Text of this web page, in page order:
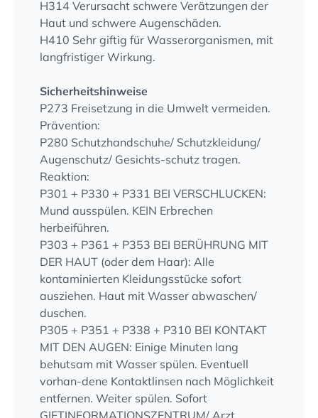
H314 Verursacht schwere Verätzungen der
Haut und schwere Augenschäden.
H410 Sehr giftig für Wasserorganismen, mit
langfristiger Wirkung.
Sicherheitshinweise
P273 Freisetzung in die Umwelt vermeiden.
Prävention:
P280 Schutzhandschuhe/ Schutzkleidung/
Augenschutz/ Gesichts-schutz tragen.
Reaktion:
P301 + P330 + P331 BEI VERSCHLUCKEN:
Mund ausspülen. KEIN Erbrechen
herbeiführen.
P303 + P361 + P353 BEI BERÜHRUNG MIT
DER HAUT (oder dem Haar): Alle
kontaminierten Kleidungsstücke sofort
ausziehen. Haut mit Wasser abwaschen/
duschen.
P305 + P351 + P338 + P310 BEI KONTAKT
MIT DEN AUGEN: Einige Minuten lang
behutsam mit Wasser spülen. Eventuell
vorhan-dene Kontaktlinsen nach Möglichkeit
entfernen. Weiter spülen. Sofort
GIFTINFORMATIONSZENTRUM/ Arzt